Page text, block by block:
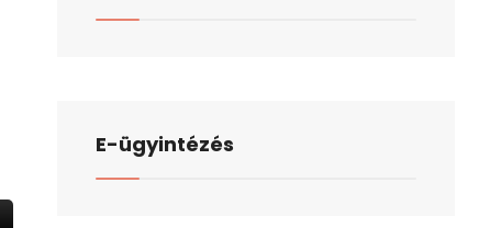
E-ügyintézés